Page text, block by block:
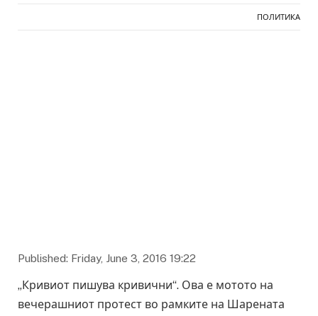
ПОЛИТИКА
Published: Friday, June 3, 2016 19:22
„Кривиот пишува кривични“. Ова е мотото на
вечерашниот протест во рамките на Шарената